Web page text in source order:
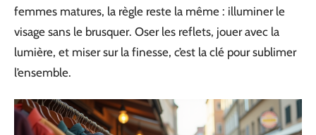
femmes matures, la règle reste la même : illuminer le
visage sans le brusquer. Oser les reflets, jouer avec la
lumière, et miser sur la finesse, c’est la clé pour sublimer
l’ensemble.